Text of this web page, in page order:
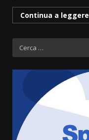
Continua a leggere
Ricerca
per: